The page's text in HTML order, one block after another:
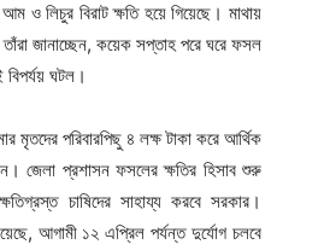
ও লিচুর বিরাট ক্ষতি হয়ে গিয়েছে। মাথায়
তাঁরা জানাচ্ছেন, কয়েক সপ্তাহ পরে ঘরে ফসল
ঘটল।
মৃতদের পরিবারপিছু ৪ লক্ষ টাকা করে আর্থিক
জেলা প্রশাসন ফসলের ক্ষতির হিসাব শুরু
চাষিদের সাহায্য করবে সরকার।
আগামী ১২ এপ্রিল পর্যন্ত দুর্যোগ চলবে